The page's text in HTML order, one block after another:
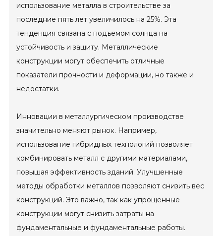
использование металла в строительстве за
последние пять лет увеличилось на 25%. Эта
тенденция связана с подъемом солнца на
устойчивость и защиту. Металлические
конструкции могут обеспечить отличные
показатели прочности и деформации, но также и
недостатки.
Инновации в металлургическом производстве
значительно меняют рынок. Например,
использование гибридных технологий позволяет
комбинировать металл с другими материалами,
повышая эффективность зданий. Улучшенные
методы обработки металлов позволяют снизить вес
конструкций. Это важно, так как упрощенные
конструкции могут снизить затраты на
фундаментальные и фундаментальные работы.